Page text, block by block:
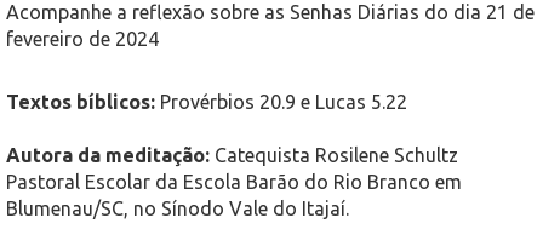
Acompanhe a reflexão sobre as Senhas Diárias do dia 21 de
fevereiro de 2024
Textos bíblicos: Provérbios 20.9 e Lucas 5.22
Autora da meditação: Catequista Rosilene Schultz
Pastoral Escolar da Escola Barão do Rio Branco em
Blumenau/SC, no Sínodo Vale do Itajaí.